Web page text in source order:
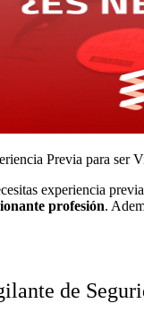
Previa para
experiencia
profesión.
de